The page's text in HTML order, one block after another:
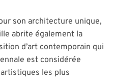
son architecture unique,
abrite également la
d’art contemporain qui
est considérée
les plus